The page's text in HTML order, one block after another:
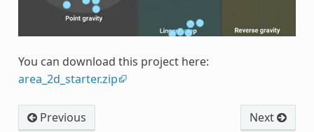
You can download this project here:
area_2d_starter.zip
Previous Next